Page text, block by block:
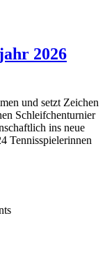
2026
und setzt Zeichen
Schleifchenturnier
ins neue
Tennisspielerinnen